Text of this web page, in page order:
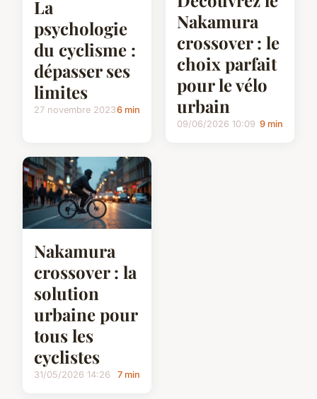
La
psychologie
du cyclisme :
dépasser ses
limites
27 novembre 20236 min
Nakamura
crossover : le
choix parfait
pour le vélo
urbain
09/06/2026 10:09 9 min
Nakamura
crossover : la
solution
urbaine pour
tous les
cyclistes
31/05/2026 14:26 7 min